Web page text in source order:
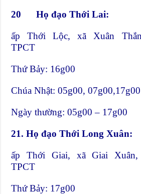
20 Họ đạo Thới Lai:
ấp Thới Lộc, xã Xuân
TPCT
Thứ Bảy: 16g00
Chúa Nhật: 05g00,
Ngày thường: 05g00 – 17g00
21. Họ đạo Thới Long Xuân:
ấp Thới Giai, xã Giai
TPCT
Thứ Bảy: 17g00